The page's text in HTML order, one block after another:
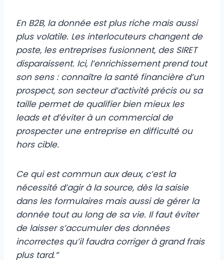
En B2B, la donnée est plus riche mais aussi
plus volatile. Les interlocuteurs changent de
poste, les entreprises fusionnent, des SIRET
disparaissent. Ici, l’enrichissement prend tout
son sens : connaître la santé financière d’un
prospect, son secteur d’activité précis ou sa
taille permet de qualifier bien mieux les
leads et d’éviter à un commercial de
prospecter une entreprise en difficulté ou
hors cible.
Ce qui est commun aux deux, c’est la
nécessité d’agir à la source, dès la saisie
dans les formulaires mais aussi de gérer la
donnée tout au long de sa vie. Il faut éviter
de laisser s’accumuler des données
incorrectes qu’il faudra corriger à grand frais
plus tard.”